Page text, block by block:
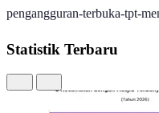
Menariknya, daftar di atas
sebagai pusat industri di Jawa
daerah dengan aktivitas